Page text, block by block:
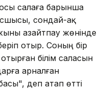
салаға барынша
сондай-ақ
азайтпау жөнінде
отыр. Соның бір
білім саласын
арналған
деп атап өтті